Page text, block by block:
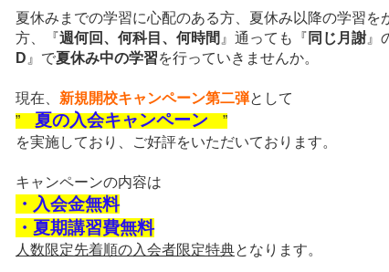
夏休みまでの学習に心配のある方、夏休み以降の学習を
方、
『週何回、何科目、何時間 』通っても『 同じ月謝 』
D 』で夏休み中の学習を行っていきませんか。
現在、 新規開校キャンペーン第二弾として
”
夏の入会キャンペーン
”
を実施しており
、ご好評をいただいております。
キャンペーンの内容は
・入会金無料
・夏期講習費無料
人数限定先着順の入会者限定特典となります。